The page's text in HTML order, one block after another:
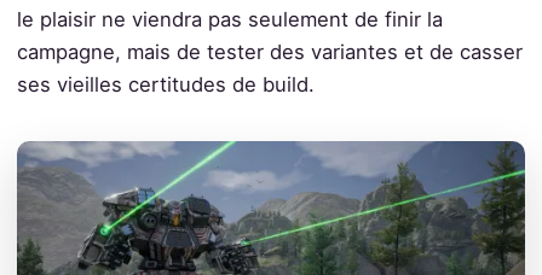
le plaisir ne viendra pas seulement de finir la
campagne, mais de tester des variantes et de casser
ses vieilles certitudes de build.